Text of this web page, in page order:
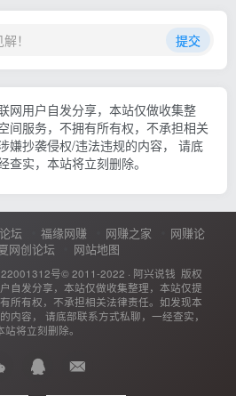
！ 提交
网用户自发分享，本站仅做收集整
间服务，不拥有所有权，不承担相关
嫌抄袭侵权/违法违规的内容， 请底
实，本站将立刻删除。
坛 福缘网赚 网赚之家
网赚论
网创论坛 网站地图
号© 2011-2022 · 阿兴说钱 版权
自发分享，本站仅做收集整理，本站仅提
所有权，不承担相关法律责任。如发现本
内容， 请底部联系方式私聊，一经查实，
站将立刻删除。